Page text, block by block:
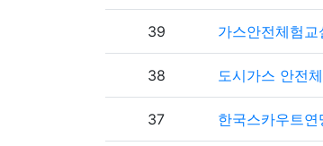
39 가스안전체험교
38 도시가스 안전
37 한국스카우트